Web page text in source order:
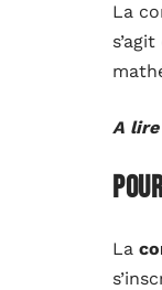
La
A
La